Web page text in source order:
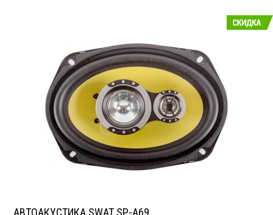
АВТОАКУСТИКА SWAT SP-A69